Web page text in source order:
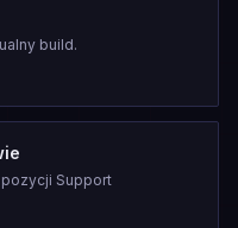
build.
Support